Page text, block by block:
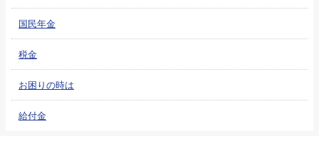
国民年金
税金
お困りの時は
給付金